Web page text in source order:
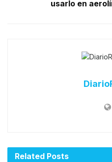
usarlo en
Related Posts